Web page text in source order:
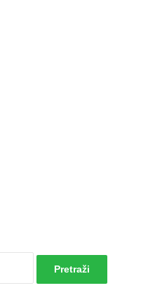
Pretraži